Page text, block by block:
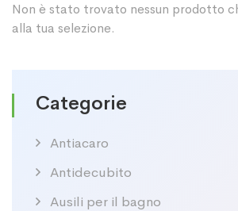
Categorie
Antiacaro
Antidecubito
Ausili per il bagno
Non è stato trovato nessun prodotto
alla tua selezione.